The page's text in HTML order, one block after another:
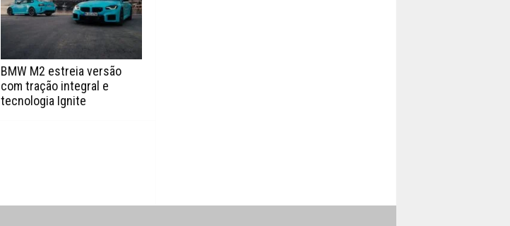
BMW M2 estreia versão
com tração integral e
tecnologia Ignite